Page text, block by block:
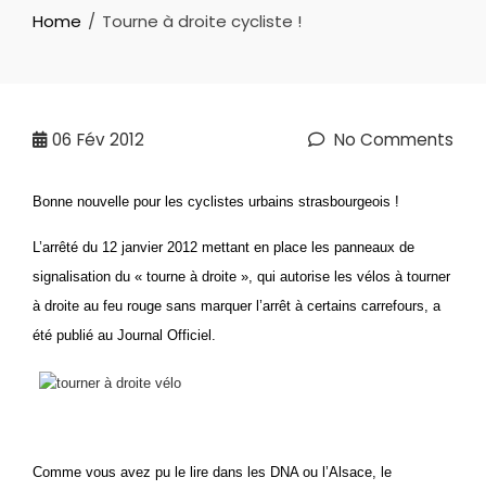
Home Tourne à droite cycliste !
06 Fév 2012 No Comments
Bonne nouvelle pour les cyclistes urbains strasbourgeois !
L’arrêté du 12 janvier 2012 mettant en place les panneaux de
signalisation du « tourne à droite », qui autorise les vélos à tourner
à droite au feu rouge sans marquer l’arrêt à certains carrefours, a
été publié au Journal Officiel.
Comme vous avez pu le lire dans les DNA ou l’Alsace, le